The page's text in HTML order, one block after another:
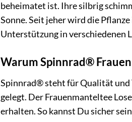
beheimatet ist. Ihre silbrig
Sonne. Seit jeher wird die
Unterstützung in verschiedenen
Warum Spinnrad®
Spinnrad® steht für Qualität und
gelegt. Der Frauenmanteltee
erhalten. So kannst Du sicher